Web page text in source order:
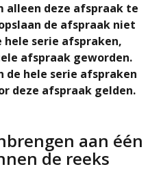
alleen deze afspraak te
de afspraak niet
hele serie afspraken,
afspraak geworden.
hele serie afspraken
deze afspraak gelden.
aan één
de reeks